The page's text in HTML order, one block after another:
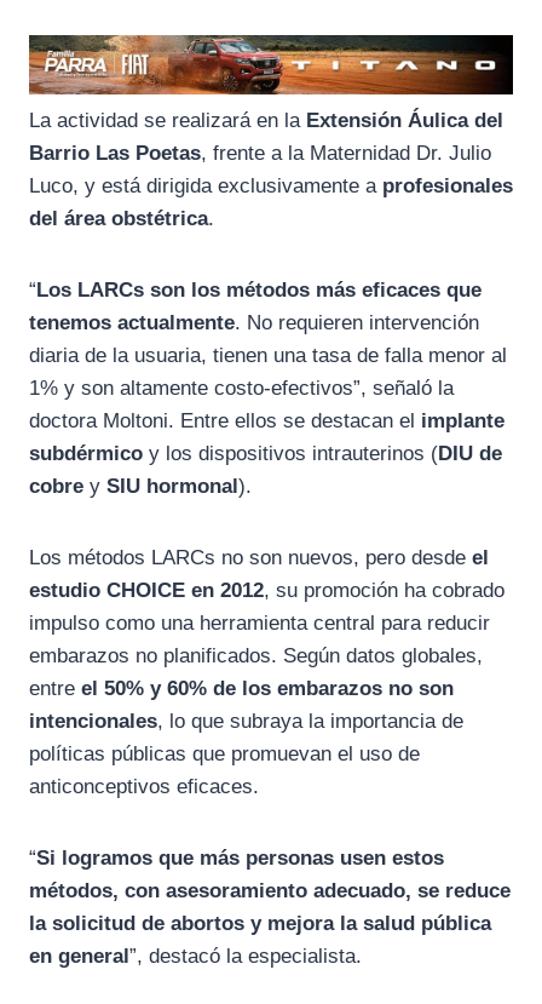
La actividad se realizará en la Extensión Áulica del
Barrio Las Poetas, frente a la Maternidad Dr. Julio
Luco, y está dirigida exclusivamente a profesionales
del área obstétrica.
“Los LARCs son los métodos más eficaces que
tenemos actualmente. No requieren intervención
diaria de la usuaria, tienen una tasa de falla menor al
1% y son altamente costo-efectivos”, señaló la
doctora Moltoni. Entre ellos se destacan el implante
subdérmico y los dispositivos intrauterinos (DIU de
cobre y SIU hormonal).
Los métodos LARCs no son nuevos, pero desde el
estudio CHOICE en 2012, su promoción ha cobrado
impulso como una herramienta central para reducir
embarazos no planificados. Según datos globales,
entre el 50% y 60% de los embarazos no son
intencionales, lo que subraya la importancia de
políticas públicas que promuevan el uso de
anticonceptivos eficaces.
“Si logramos que más personas usen estos
métodos, con asesoramiento adecuado, se reduce
la solicitud de abortos y mejora la salud pública
en general”, destacó la especialista.